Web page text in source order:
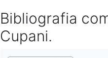
Bibliografia
Cupani.